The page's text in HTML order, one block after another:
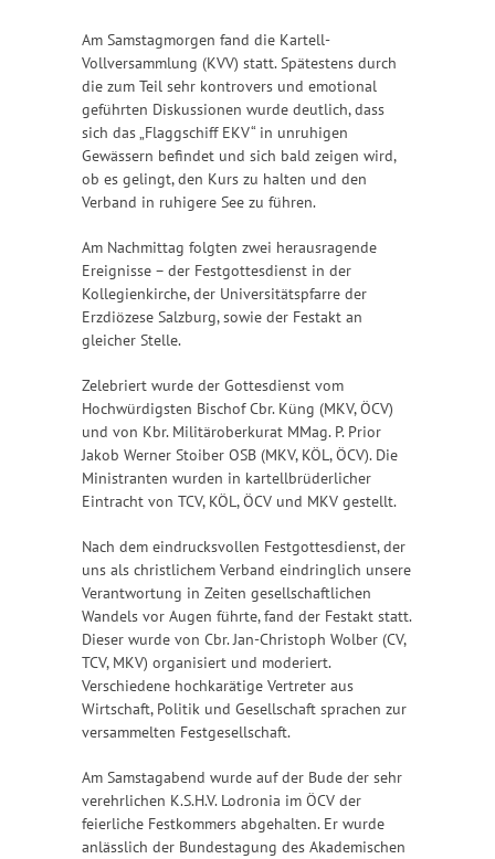
Am Samstagmorgen fand die Kartell-
Vollversammlung (KVV) statt. Spätestens durch
die zum Teil sehr kontrovers und emotional
geführten Diskussionen wurde deutlich, dass
sich das „Flaggschiff EKV“ in unruhigen
Gewässern befindet und sich bald zeigen wird,
ob es gelingt, den Kurs zu halten und den
Verband in ruhigere See zu führen.
Am Nachmittag folgten zwei herausragende
Ereignisse – der Festgottesdienst in der
Kollegienkirche, der Universitätspfarre der
Erzdiözese Salzburg, sowie der Festakt an
gleicher Stelle.
Zelebriert wurde der Gottesdienst vom
Hochwürdigsten Bischof Cbr. Küng (MKV, ÖCV)
und von Kbr. Militäroberkurat MMag. P. Prior
Jakob Werner Stoiber OSB (MKV, KÖL, ÖCV). Die
Ministranten wurden in kartellbrüderlicher
Eintracht von TCV, KÖL, ÖCV und MKV gestellt.
Nach dem eindrucksvollen Festgottesdienst, der
uns als christlichem Verband eindringlich unsere
Verantwortung in Zeiten gesellschaftlichen
Wandels vor Augen führte, fand der Festakt statt.
Dieser wurde von Cbr. Jan-Christoph Wolber (CV,
TCV, MKV) organisiert und moderiert.
Verschiedene hochkarätige Vertreter aus
Wirtschaft, Politik und Gesellschaft sprachen zur
versammelten Festgesellschaft.
Am Samstagabend wurde auf der Bude der sehr
verehrlichen K.S.H.V. Lodronia im ÖCV der
feierliche Festkommers abgehalten. Er wurde
anlässlich der Bundestagung des Akademischen